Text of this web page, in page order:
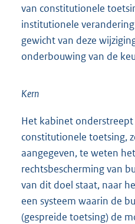
van constitutionele
institutionele
gewicht van deze
onderbouwing van de
Kern
Het kabinet
constitutionele toetsing,
aangegeven, te weten
rechtsbescherming van
van dit doel staat, naar
een systeem waarin de
(gespreide toetsing) de